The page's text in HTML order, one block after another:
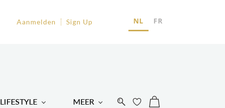
Aanmelden Sign Up NL FR
LIFESTYLE MEER